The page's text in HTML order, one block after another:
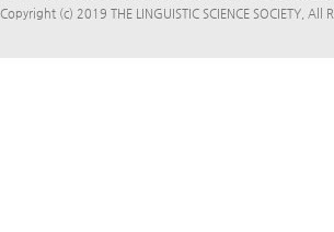
Copyright (c) 2019 THE LINGUISTIC SCIENCE SOCIETY, All